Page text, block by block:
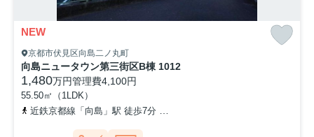
NEW
京都市伏見区向島二ノ丸町
向島ニュータウン第三街区B棟 1012
1,480万円管理費4,100円
55.50㎡（1LDK）
近鉄京都線「向島」駅 徒歩7分